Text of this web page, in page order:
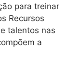
para treinar
Recursos
talentos nas
a